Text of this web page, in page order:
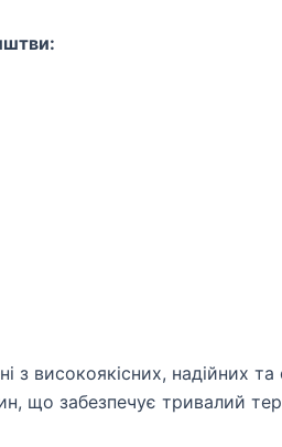
з високоякісних, надійних
що забезпечує тривалий